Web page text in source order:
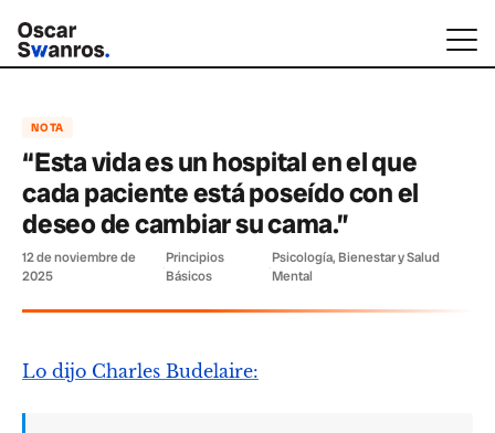
NOTA
“Esta vida es un hospital en el que
cada paciente está poseído con el
deseo de cambiar su cama.”
12 de noviembre de
2025
Principios
Básicos
Psicología, Bienestar y Salud
Mental
Lo dijo Charles Budelaire: